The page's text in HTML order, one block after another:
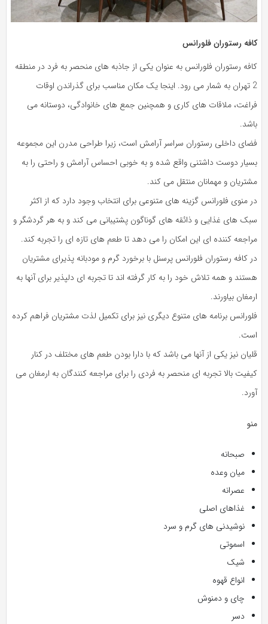
کافه رستوران فلورانس
کافه رستوران فلورانس به عنوان یکی از جاذبه های منحصر به فرد در منطقه
2 تهران به شمار می رود. اینجا یک مکان مناسب برای گذراندن اوقات
فراغت، ملاقات های کاری و همچنین جمع های خانوادگی، دوستانه می
باشد.
فضای داخلی رستوران سراسر آرامش است، زیرا طراحی مدرن این مجموعه
بسیار دوست داشتنی واقع شده و به خوبی احساس آرامش و راحتی را به
مشتریان و مهمانان منتقل می کند.
در منوی فلورانس گزینه های متنوعی برای انتخاب وجود دارد که از اکثر
سبک های غذایی و ذائقه های گوناگون پشتیبانی می کند و به هر گردشگر و
مراجعه کننده ای این امکان را می دهد تا طعم های تازه ای را تجربه کند.
در کافه رستوران فلورانس پرسنل با برخورد گرم و مودبانه پذیرای مشتریان
هستند و همه تلاش خود را به کار گرفته اند تا تجربه ای دلپذیر برای آنها به
ارمغان بیاورند.
فلورانس برنامه های متنوع دیگری نیز برای تکمیل لذت مشتریان فراهم کرده
است.
قلیان نیز یکی از آنها می باشد که با دارا بودن طعم های مختلف در کنار
کیفیت بالا تجربه ای منحصر به فردی را برای مراجعه کنندگان به ارمغان می
آورد.
منو
صبحانه
میان وعده
عصرانه
غذاهای اصلی
نوشیدنی های گرم و سرد
اسموتی
شیک
انواع قهوه
چای و دمنوش
دسر